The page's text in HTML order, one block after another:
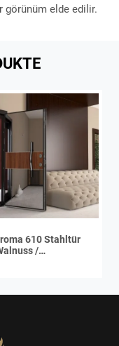
görünüm elde edilir.
/